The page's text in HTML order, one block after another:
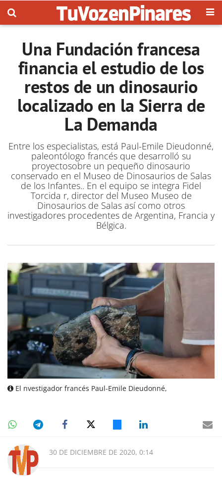
Una Fundación francesa
financia el estudio de los
restos de un dinosaurio
localizado en la Sierra de
La Demanda
Entre los especialistas, está Paul-Emile Dieudonné,
paleontólogo francés que desarrolló su
proyectosobre un pequeño dinosaurio
conservado en el Museo de Dinosaurios de Salas
de los Infantes.. En el equipo se integra Fidel
Torcida r, director del Museo Museo de
Dinosaurios de Salas así como otros
investigadores procedentes de Argentina, Francia y
Bélgica.
El nvestigador francés Paul-Emile Dieudonné,
30 DE DICIEMBRE DE 2020, 0:14